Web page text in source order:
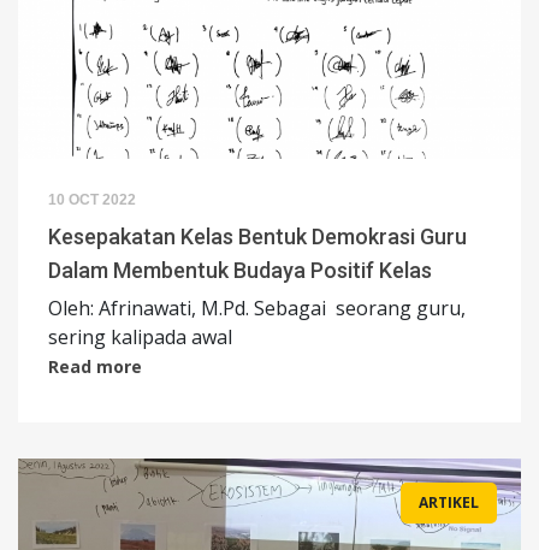
10 OCT 2022
Kesepakatan Kelas Bentuk Demokrasi Guru
Dalam Membentuk Budaya Positif Kelas
Oleh: Afrinawati, M.Pd. Sebagai seorang guru,
sering kalipada awal
Read more
ARTIKEL